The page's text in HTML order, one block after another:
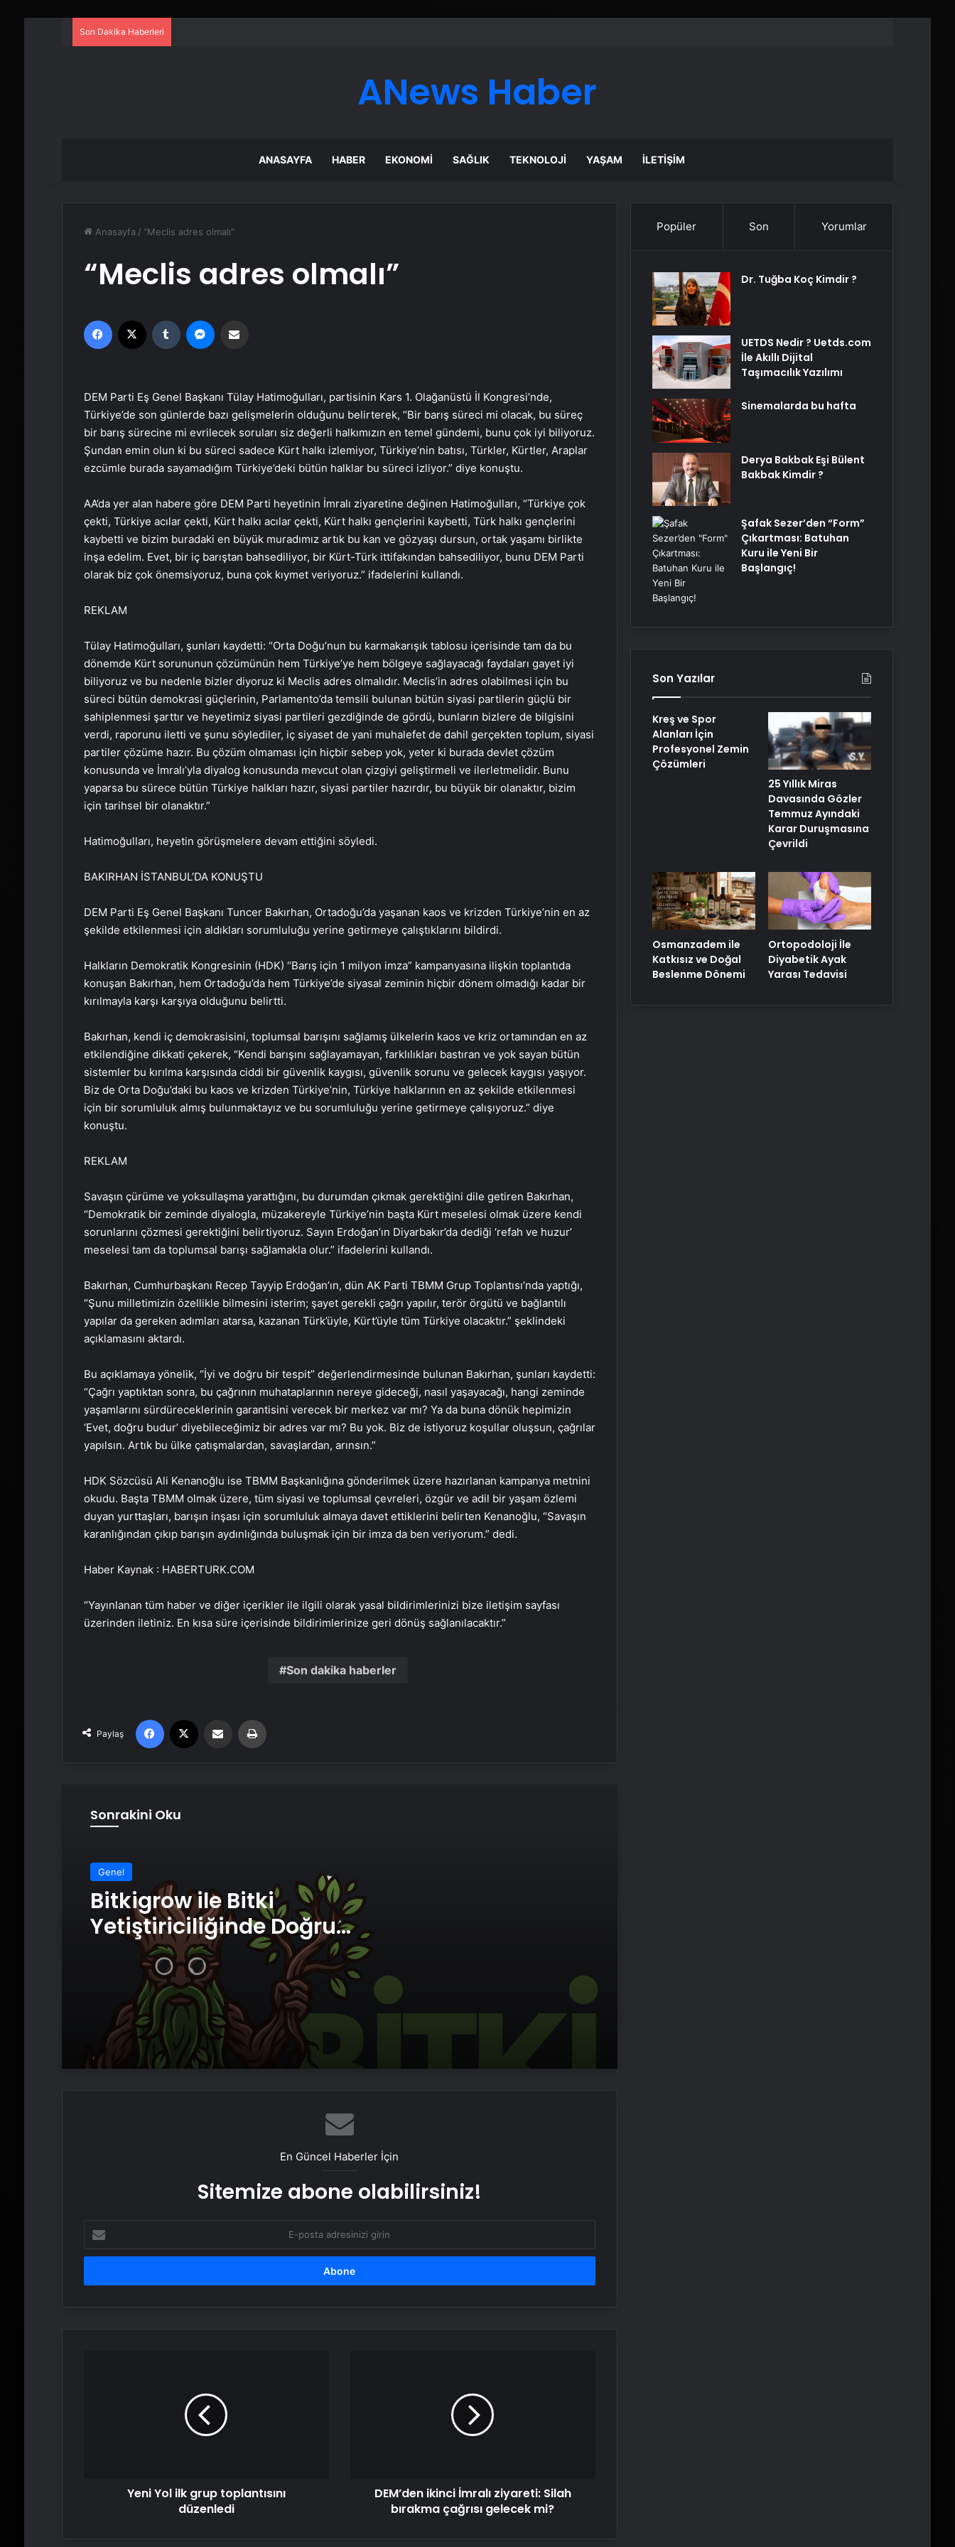
Son Dakika Haberleri
ANews Haber
ANASAYFA HABER EKONOMI SAĞLIK TEKNOLOJI YAŞAM İLETIŞIM
Anasayfa / “Meclis adres olmalı”
“Meclis adres olmalı”
Facebook Tumblr
DEM Parti Eş Genel Başkanı Tülay Hatimoğulları, partisinin Kars 1. Olağanüstü İl Kongresi’nde,
Türkiye’de son günlerde bazı gelişmelerin olduğunu belirterek, “Bir barış süreci mi olacak, bu süreç
bir barış sürecine mi evrilecek soruları siz değerli halkımızın en temel gündemi, bunu çok iyi biliyoruz.
Şundan emin olun ki bu süreci sadece Kürt halkı izlemiyor, Türkiye’nin batısı, Türkler, Kürtler, Araplar
ezcümle burada sayamadığım Türkiye’deki bütün halklar bu süreci izliyor.” diye konuştu.
AA’da yer alan habere göre DEM Parti heyetinin İmralı ziyaretine değinen Hatimoğulları, “Türkiye çok
çekti, Türkiye acılar çekti, Kürt halkı acılar çekti, Kürt halkı gençlerini kaybetti, Türk halkı gençlerini
kaybetti ve bizim buradaki en büyük muradımız artık bu kan ve gözyaşı dursun, ortak yaşamı birlikte
inşa edelim. Evet, bir iç barıştan bahsediliyor, bir Kürt-Türk ittifakından bahsediliyor, bunu DEM Parti
olarak biz çok önemsiyoruz, buna çok kıymet veriyoruz.” ifadelerini kullandı.
REKLAM
Tülay Hatimoğulları, şunları kaydetti: “Orta Doğu’nun bu karmakarışık tablosu içerisinde tam da bu
dönemde Kürt sorununun çözümünün hem Türkiye’ye hem bölgeye sağlayacağı faydaları gayet iyi
biliyoruz ve bu nedenle bizler diyoruz ki Meclis adres olmalıdır. Meclis’in adres olabilmesi için bu
süreci bütün demokrasi güçlerinin, Parlamento’da temsili bulunan bütün siyasi partilerin güçlü bir
sahiplenmesi şarttır ve heyetimiz siyasi partileri gezdiğinde de gördü, bunların bizlere de bilgisini
verdi, raporunu iletti ve şunu söylediler, iç siyaset de yani muhalefet de dahil gerçekten toplum, siyasi
partiler çözüme hazır. Bu çözüm olmaması için hiçbir sebep yok, yeter ki burada devlet çözüm
konusunda ve İmralı’yla diyalog konusunda mevcut olan çizgiyi geliştirmeli ve ilerletmelidir. Bunu
yaparsa bu sürece bütün Türkiye halkları hazır, siyasi partiler hazırdır, bu büyük bir olanaktır, bizim
için tarihsel bir olanaktır.”
Hatimoğulları, heyetin görüşmelere devam ettiğini söyledi.
BAKIRHAN İSTANBUL’DA KONUŞTU
DEM Parti Eş Genel Başkanı Tuncer Bakırhan, Ortadoğu’da yaşanan kaos ve krizden Türkiye’nin en az
şekilde etkilenmesi için aldıkları sorumluluğu yerine getirmeye çalıştıklarını bildirdi.
Halkların Demokratik Kongresinin (HDK) “Barış için 1 milyon imza” kampanyasına ilişkin toplantıda
konuşan Bakırhan, hem Ortadoğu’da hem Türkiye’de siyasal zeminin hiçbir dönem olmadığı kadar bir
kırılmayla karşı karşıya olduğunu belirtti.
Bakırhan, kendi iç demokrasisini, toplumsal barışını sağlamış ülkelerin kaos ve kriz ortamından en az
etkilendiğine dikkati çekerek, “Kendi barışını sağlayamayan, farklılıkları bastıran ve yok sayan bütün
sistemler bu kırılma karşısında ciddi bir güvenlik kaygısı, güvenlik sorunu ve gelecek kaygısı yaşıyor.
Biz de Orta Doğu’daki bu kaos ve krizden Türkiye’nin, Türkiye halklarının en az şekilde etkilenmesi
için bir sorumluluk almış bulunmaktayız ve bu sorumluluğu yerine getirmeye çalışıyoruz.” diye
konuştu.
REKLAM
Savaşın çürüme ve yoksullaşma yarattığını, bu durumdan çıkmak gerektiğini dile getiren Bakırhan,
“Demokratik bir zeminde diyalogla, müzakereyle Türkiye’nin başta Kürt meselesi olmak üzere kendi
sorunlarını çözmesi gerektiğini belirtiyoruz. Sayın Erdoğan’ın Diyarbakır’da dediği ‘refah ve huzur’
meselesi tam da toplumsal barışı sağlamakla olur.” ifadelerini kullandı.
Bakırhan, Cumhurbaşkanı Recep Tayyip Erdoğan’ın, dün AK Parti TBMM Grup Toplantısı’nda yaptığı,
“Şunu milletimizin özellikle bilmesini isterim; şayet gerekli çağrı yapılır, terör örgütü ve bağlantılı
yapılar da gereken adımları atarsa, kazanan Türk’üyle, Kürt’üyle tüm Türkiye olacaktır.” şeklindeki
açıklamasını aktardı.
Bu açıklamaya yönelik, “İyi ve doğru bir tespit” değerlendirmesinde bulunan Bakırhan, şunları kaydetti:
“Çağrı yaptıktan sonra, bu çağrının muhataplarının nereye gideceği, nasıl yaşayacağı, hangi zeminde
yaşamlarını sürdüreceklerinin garantisini verecek bir merkez var mı? Ya da buna dönük hepimizin
‘Evet, doğru budur’ diyebileceğimiz bir adres var mı? Bu yok. Biz de istiyoruz koşullar oluşsun, çağrılar
yapılsın. Artık bu ülke çatışmalardan, savaşlardan, arınsın.”
HDK Sözcüsü Ali Kenanoğlu ise TBMM Başkanlığına gönderilmek üzere hazırlanan kampanya metnini
okudu. Başta TBMM olmak üzere, tüm siyasi ve toplumsal çevreleri, özgür ve adil bir yaşam özlemi
duyan yurttaşları, barışın inşası için sorumluluk almaya davet ettiklerini belirten Kenanoğlu, “Savaşın
karanlığından çıkıp barışın aydınlığında buluşmak için bir imza da ben veriyorum.” dedi.
Haber Kaynak : HABERTURK.COM
“Yayınlanan tüm haber ve diğer içerikler ile ilgili olarak yasal bildirimlerinizi bize iletişim sayfası
üzerinden iletiniz. En kısa süre içerisinde bildirimlerinize geri dönüş sağlanılacaktır.”
Son dakika haberler
Paylaş
Facebook Email'den paylaş
Sonrakini Oku
Genel
Bitkigrow ile Bitki
Yetiştiriciliğinde Doğru
Ekipman ve Ürün Seçimi
Bitkigrow ile Bitki Yetiştiriciliğinde
Sosyox, Sosyal Medyada Büyümenin
Güvenilir Adresi Olarak Öne Çıkıyor
Şafak Sezer’den “Form” Çıkartması:
Zarafetin ve Kalitenin Yeni Adı Roxx
En Güncel Haberler İçin
Sitemize abone olabilirsiniz!
posta
adresinizi
Yeni Yol ilk grup toplantısını
düzenledi
DEM’den ikinci İmralı ziyareti: Silah
bırakma çağrısı gelecek mi?
Popüler Son Yorumlar
Dr. Tuğba Koç Kimdir ?
UETDS Nedir ? Uetds.com
İle Akıllı Dijital
Taşımacılık Yazılımı
Sinemalarda bu hafta
Derya Bakbak Eşi Bülent
Bakbak Kimdir ?
Şafak Sezer’den “Form”
Çıkartması: Batuhan
Kuru ile Yeni Bir
Başlangıç!
Son Yazılar
Kreş ve Spor
Alanları İçin
Profesyonel Zemin
Çözümleri
25 Yıllık Miras
Davasında Gözler
Temmuz Ayındaki
Karar Duruşmasına
Çevrildi
Osmanzadem ile
Katkısız ve Doğal
Beslenme Dönemi
Ortopodoloji İle
Diyabetik Ayak
Yarası Tedavisi